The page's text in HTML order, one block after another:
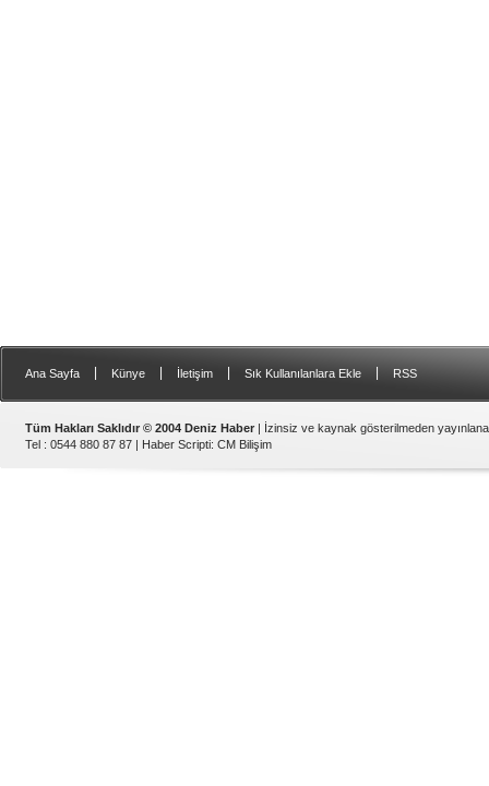
Ana Sayfa Künye İletişim Sık Kullanılanlara Ekle RSS
Tüm Hakları Saklıdır © 2004 Deniz Haber | İzinsiz ve kaynak gösterilmeden
Tel : 0544 880 87 87 | Haber Scripti: CM Bilişim